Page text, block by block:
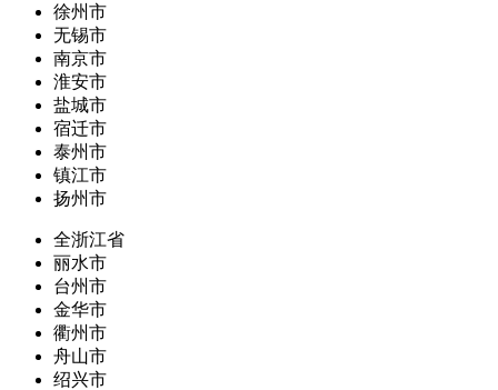
徐州市
无锡市
南京市
淮安市
盐城市
宿迁市
泰州市
镇江市
扬州市
全浙江省
丽水市
台州市
金华市
衢州市
舟山市
绍兴市